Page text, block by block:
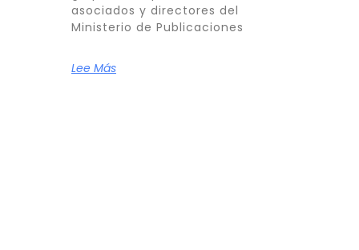
asociados y directores del
Ministerio de Publicaciones
Lee Más